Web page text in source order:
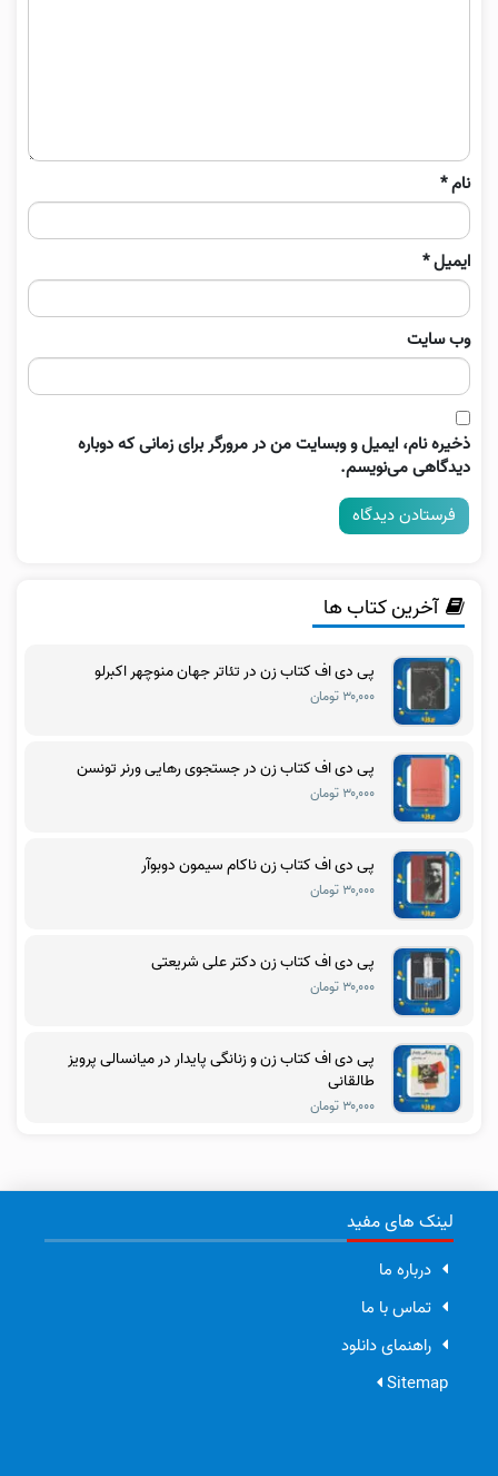
نام*
ایمیل*
وب‌ سایت
ذخیره نام، ایمیل و وبسایت من در مرورگر برای زمانی که دوباره
دیدگاهی می‌نویسم.
آخرین کتاب ها
پی دی اف کتاب زن در تئاتر جهان منوچهر اکبرلو
۳۰,۰۰۰ تومان
پی دی اف کتاب زن در جستجوی رهایی ورنر تونسن
۳۰,۰۰۰ تومان
پی دی اف کتاب زن ناکام سیمون دوبوآر
۳۰,۰۰۰ تومان
پی دی اف کتاب زن دکتر علی شریعتی
۳۰,۰۰۰ تومان
پی دی اف کتاب زن و زنانگی پایدار در میانسالی پرویز
طالقانی
۳۰,۰۰۰ تومان
لینک های مفید
درباره ما
تماس با ما
راهنمای دانلود
Sitemap